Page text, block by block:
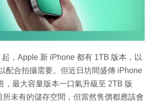
，Apple 新 iPhone 都有 1TB 版本，以
配合拍攝需要。但近日坊間盛傳 iPhone
，最大容量版本一口氣升級至 2TB 版
所未有的儲存空間，但當然售價都應該會